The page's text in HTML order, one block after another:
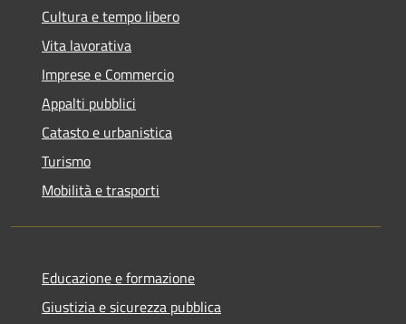
Cultura e tempo libero
Vita lavorativa
Imprese e Commercio
Appalti pubblici
Catasto e urbanistica
Turismo
Mobilità e trasporti
Educazione e formazione
Giustizia e sicurezza pubblica